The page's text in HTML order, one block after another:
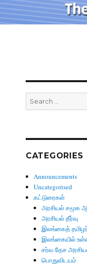
Search
for:
CATEGORIES
Announcements
Uncategorised
கட்டுரைகள்
அரசியல் சமூக
அரசியல் தீர்வு
இலங்கைத்
இலங்கையில்
சர்வ தேச
பொதுவிடயம்